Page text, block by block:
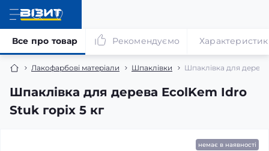
Лакофарбові матеріали Шпаклівки Шпаклівка для
Шпаклівка для дерева EcolKem Idro
Stuk горіх 5 кг
Все про товар Рекомендуємо
немає в наявності